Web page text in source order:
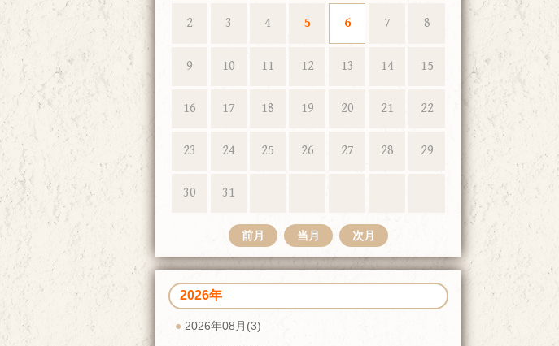
2 3 4 5 6 7 8
9 10 11 12 13 14 15
16 17 18 19 20 21 22
23 24 25 26 27 28 29
30 31
前月 当月 次月
2026年
2026年08月(3)